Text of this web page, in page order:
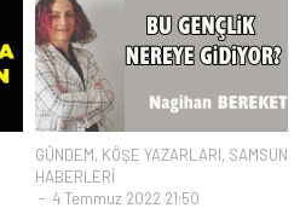
GÜNDEM, KÖŞE YAZARLARI, SAMSUN
HABERLERİ
4 Temmuz 2022 21:50